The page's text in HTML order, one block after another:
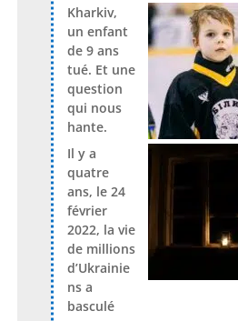
Kharkiv,
un enfant
de 9 ans
tué. Et une
question
qui nous
hante.
Il y a
quatre
ans, le 24
février
2022, la vie
de millions
d’Ukrainie
ns a
basculé